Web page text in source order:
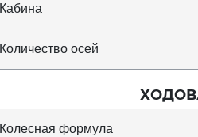
Кабина
Количество осей
Колесная формула